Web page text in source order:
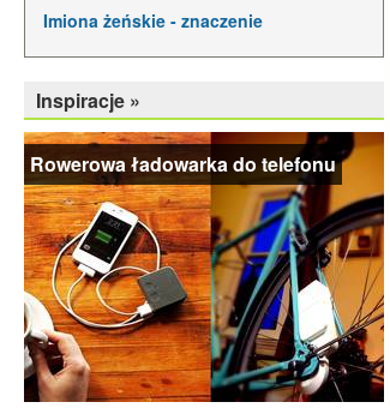
Imiona żeńskie - znaczenie
Inspiracje »
Rowerowa ładowarka do telefonu